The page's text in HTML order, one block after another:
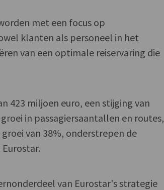
met een focus op
klanten als personeel in het
van een optimale reiservaring die
423 miljoen euro, een stijging van
in passagiersaantallen en routes,
van 38%, onderstrepen de
van Eurostar's strategie